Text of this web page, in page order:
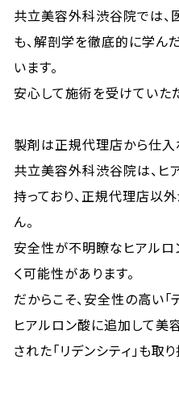
共立美容外科渋谷院では、
も、解剖学を徹底的に学ん
います。
安心して施術を受けていた
製剤は正規代理店から仕入
共立美容外科渋谷院は、ヒ
持っており、正規代理店以
ん。
安全性が不明瞭なヒアルロ
く可能性があります。
だからこそ、安全性の高い「
ヒアルロン酸に追加して
された「リデンシティ」も取